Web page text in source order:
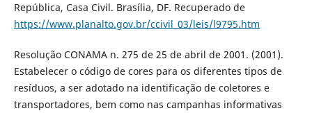
República, Casa Civil. Brasília, DF. Recuperado de
https://www.planalto.gov.br/ccivil_03/leis/l9795.htm
Resolução CONAMA n. 275 de 25 de abril de 2001. (2001).
Estabelecer o código de cores para os diferentes tipos de
resíduos, a ser adotado na identificação de coletores e
transportadores, bem como nas campanhas informativas